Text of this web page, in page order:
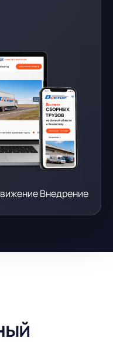
Внедрение